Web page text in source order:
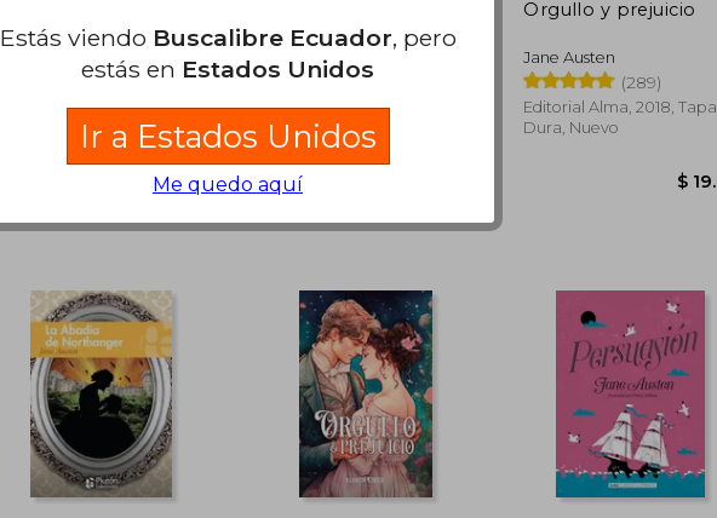
(4)
Colofon, 2022, Tapa Blanda,
45%
dcto.
Jane Austen
(12)
Austral, 2025, Tapa Dura,
Nuevo
45%
dcto.
$ 39.78
$ 21.88
Orgullo y prejuicio
Jane Austen
(289)
Editorial Alma, 2018, Tapa
Dura, Nuevo
Estás viendo Buscalibre Ecuador, pero
estás en Estados Unidos
Ir a Estados Unidos
Me quedo aquí